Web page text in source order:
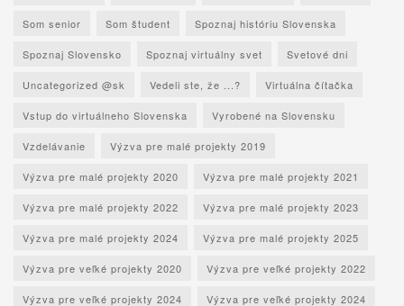
Som senior Som študent Spoznaj históriu Slovenska
Spoznaj Slovensko Spoznaj virtuálny svet Svetové dni
Uncategorized @sk Vedeli ste, že ...? Virtuálna čítačka
Vstup do virtuálneho Slovenska Vyrobené na Slovensku
Vzdelávanie Výzva pre malé projekty 2019
Výzva pre malé projekty 2020 Výzva pre malé projekty 2021
Výzva pre malé projekty 2022 Výzva pre malé projekty 2023
Výzva pre malé projekty 2024 Výzva pre malé projekty 2025
Výzva pre veľké projekty 2020 Výzva pre veľké projekty 2022
Výzva pre veľké projekty 2024 Výzva pre veľké projekty 2024